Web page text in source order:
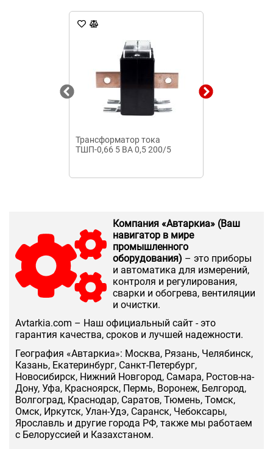
Трансформатор тока
ТШП-0,66 5 ВА 0,5 200/5
Компания «Автаркиа» (Ваш
навигатор в мире
промышленного
оборудования) – это приборы
и автоматика для измерений,
контроля и регулирования,
сварки и обогрева, вентиляции
и очистки.
Аvtarkia.com – Наш официальный сайт - это
гарантия качества, сроков и лучшей надежности.
География «Автаркиа»: Москва, Рязань, Челябинск,
Казань, Екатеринбург, Санкт-Петербург,
Новосибирск, Нижний Новгород, Самара, Ростов-на-
Дону, Уфа, Красноярск, Пермь, Воронеж, Белгород,
Волгоград, Краснодар, Саратов, Тюмень, Томск,
Омск, Иркутск, Улан-Удэ, Саранск, Чебоксары,
Ярославль и другие города РФ, также мы работаем
с Белоруссией и Казахстаном.